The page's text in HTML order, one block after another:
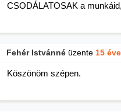
CSODÁLATOSAK a
Fehér Istvánné üzente 15 éve
Köszönöm szépen.